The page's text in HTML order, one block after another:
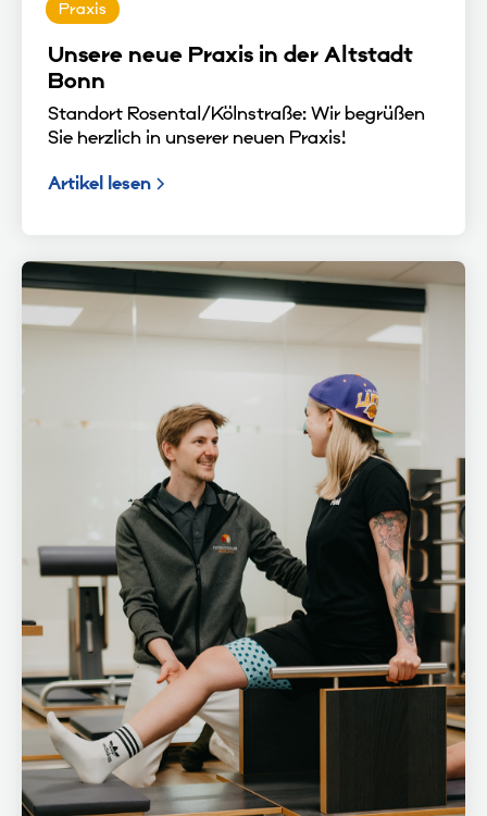
Praxis
Unsere neue Praxis in der Altstadt
Bonn
Standort Rosental/Kölnstraße: Wir begrüßen
Sie herzlich in unserer neuen Praxis!
Artikel lesen